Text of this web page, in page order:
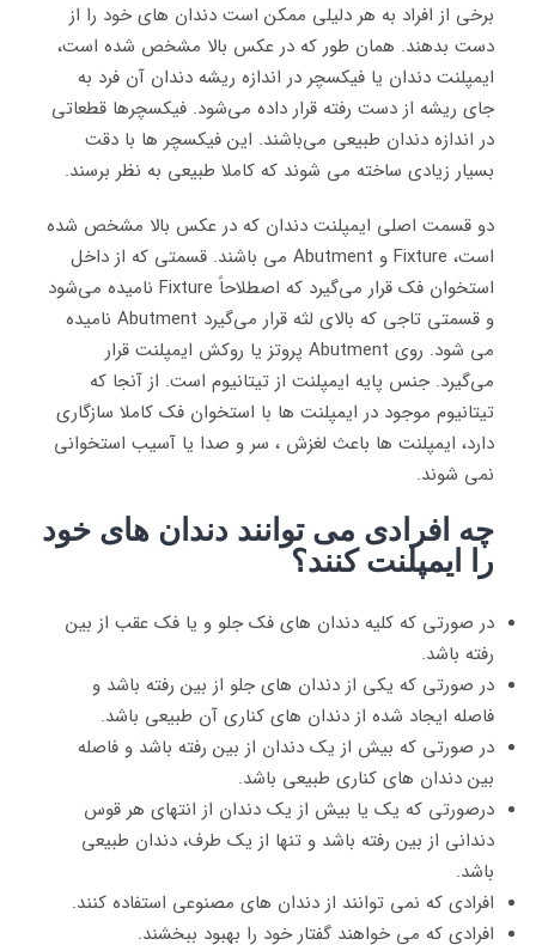
برخی از افراد به هر دلیلی ممکن است دندان های خود را از
دست بدهند. همان طور که در عکس بالا مشخص شده است،
ایمپلنت دندان یا فیکسچر در اندازه ریشه دندان آن فرد به
جای ریشه از دست رفته قرار داده می‌شود. فیکسچرها قطعاتی
در اندازه دندان طبیعی می‌باشند. این فیکسچر ها با دقت
بسیار زیادی ساخته می شوند که کاملا طبیعی به نظر برسند.
دو قسمت اصلی ایمپلنت دندان که در عکس بالا مشخص شده
است، Fixture و Abutment می باشند. قسمتی که از داخل
استخوان فک قرار می‌گیرد که اصطلاحاً Fixture نامیده می‌شود
و قسمتی تاجی که بالای لثه قرار می‌گیرد Abutment نامیده
می شود. روی Abutment پروتز یا روکش ایمپلنت قرار
می‌گیرد. جنس پایه ایمپلنت از تیتانیوم است. از آنجا که
تیتانیوم موجود در ایمپلنت ها با استخوان فک کاملا سازگاری
دارد، ایمپلنت ها باعث لغزش ، سر و صدا یا آسیب استخوانی
نمی شوند.
چه افرادی می توانند دندان های خود
را ایمپلنت کنند؟
در صورتی که کلیه دندان های فک جلو و یا فک عقب از بین
رفته باشد.
در صورتی که یکی از دندان های جلو از بین رفته باشد و
فاصله ایجاد شده از دندان های کناری آن طبیعی باشد.
در صورتی که بیش از یک دندان از بین رفته باشد و فاصله
بین دندان های کناری طبیعی باشد.
درصورتی که یک یا بیش از یک دندان از انتهای هر قوس
دندانی از بین رفته باشد و تنها از یک طرف، دندان طبیعی
باشد.
افرادی که نمی توانند از دندان های مصنوعی استفاده کنند.
افرادی که می خواهند گفتار خود را بهبود ببخشند.